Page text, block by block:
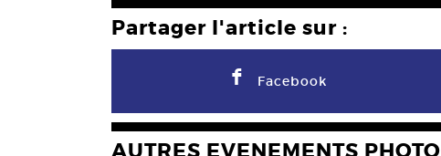
Partager l'article sur :
F Facebook